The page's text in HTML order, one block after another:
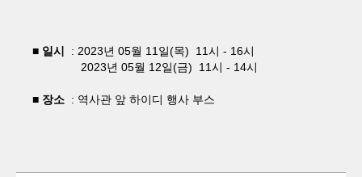
■ 일시 : 2023년 05월 11일(목)
11시 - 16시
2023년 05월 12일(금) 11시 - 14시
■ 장소 : 역사관 앞 하이디 행사 부스